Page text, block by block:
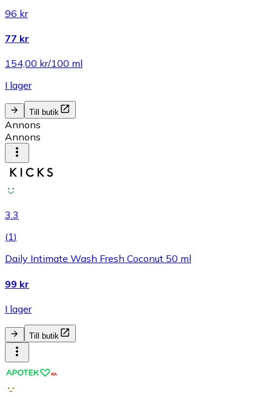
96 kr
77 kr
154,00 kr/100 ml
I lager
Till butik
Annons
Annons
3.3
(1)
Daily Intimate Wash Fresh Coconut 50 ml
99 kr
I lager
Till butik